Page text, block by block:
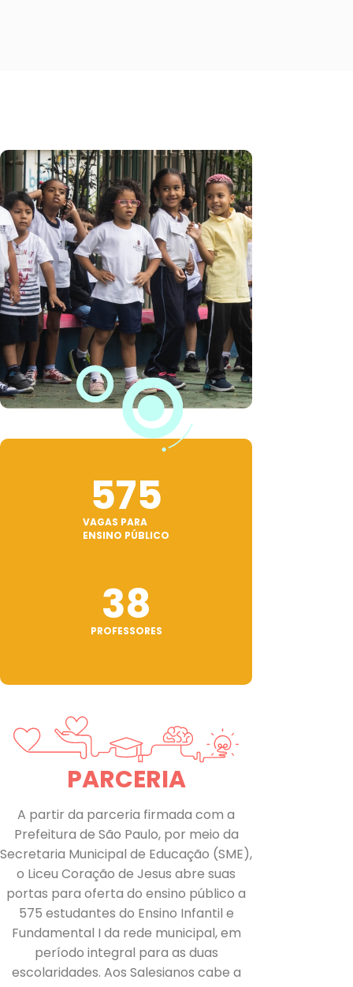
VAGAS PARA
ENSINO PÚBLICO
575
PROFESSORES
38
PARCERIA
A partir da parceria firmada com a
Prefeitura de São Paulo, por meio da
Secretaria Municipal de Educação (SME),
o Liceu Coração de Jesus abre suas
portas para oferta do ensino público a
575 estudantes do Ensino Infantil e
Fundamental I da rede municipal, em
período integral para as duas
escolaridades. Aos Salesianos cabe a